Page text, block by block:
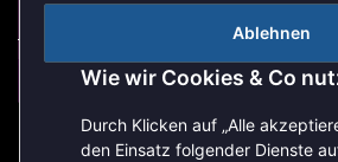
Ablehnen
Wie wir Cookies & Co
Durch Klicken auf „Alle
den Einsatz folgender Dienste